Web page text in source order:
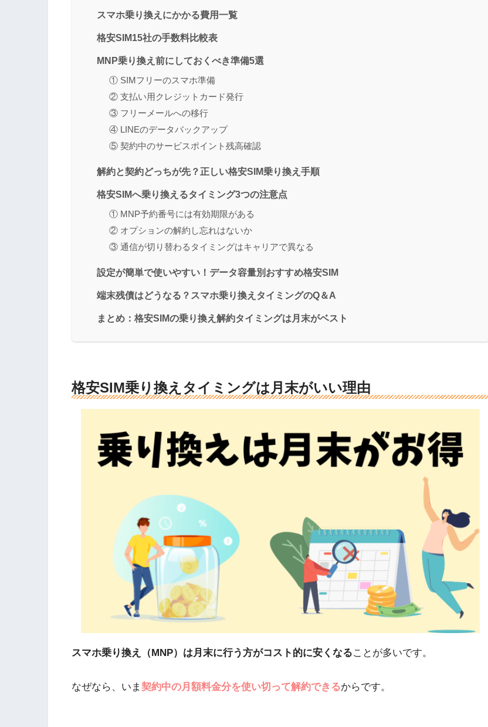
スマホ乗り換えにかかる費用一覧
格安SIM15社の手数料比較表
MNP乗り換え前にしておくべき準備5選
① SIMフリーのスマホ準備
② 支払い用クレジットカード発行
③ フリーメールへの移行
④ LINEのデータバックアップ
⑤ 契約中のサービスポイント残高確認
解約と契約どっちが先？正しい格安SIM乗り換え手順
格安SIMへ乗り換えるタイミング3つの注意点
① MNP予約番号には有効期限がある
② オプションの解約し忘れはないか
③ 通信が切り替わるタイミングはキャリアで異なる
設定が簡単で使いやすい！データ容量別おすすめ格安SIM
端末残債はどうなる？スマホ乗り換えタイミングのQ＆A
まとめ：格安SIMの乗り換え解約タイミングは月末がベスト
格安SIM乗り換えタイミングは月末がいい理由
スマホ乗り換え（MNP）は月末に行う方がコスト的に安くなることが多いです。
なぜなら、いま 契約中の月額料金分を使い切って解約できるからです。